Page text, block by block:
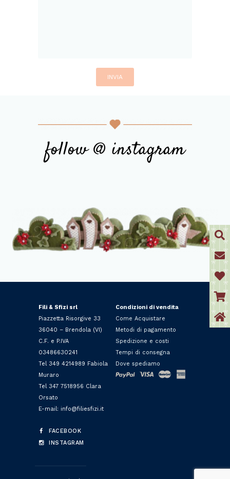
follow @ instagram
Fili & Sfizi srl
Piazzetta Risorgive 33
36040 – Brendola (VI)
C.F. e P.IVA
03486630241
Tel 349 4214989 Fabiola
Muraro
Tel 347 7518956 Clara
Orsato
E-mail: info@filiesfizi.it
FACEBOOK
INSTAGRAM
Condizioni di vendita
Come Acquistare
Metodi di pagamento
Spedizione e costi
Tempi di consegna
Dove spediamo